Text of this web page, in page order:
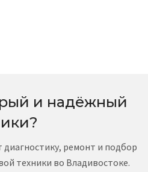
и надёжный
диагностику, ремонт и подбор
техники во Владивостоке.